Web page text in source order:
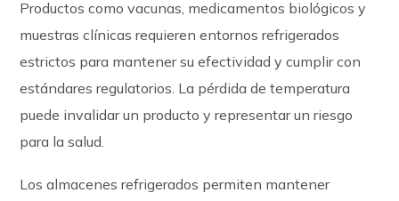
Productos como vacunas, medicamentos biológicos y
muestras clínicas requieren entornos refrigerados
estrictos para mantener su efectividad y cumplir con
estándares regulatorios. La pérdida de temperatura
puede invalidar un producto y representar un riesgo
para la salud.
Los almacenes refrigerados permiten mantener